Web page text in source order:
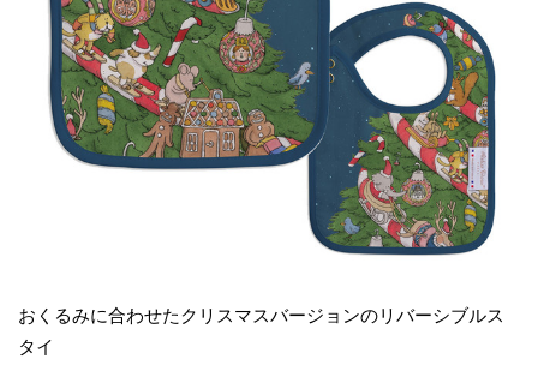
おくるみに合わせたクリスマスバージョンのリバーシブルス
タイ